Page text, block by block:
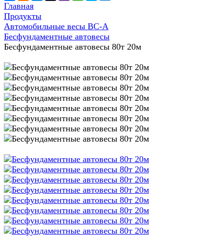
Главная
Продукты
Автомобильные весы ВС-А
Бесфундаментные автовесы
Бесфундаментные автовесы 80т 20м